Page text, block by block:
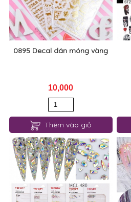
0895 Decal dán móng vàng
10,000
Thêm vào giỏ